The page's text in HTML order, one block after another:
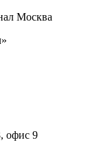
офис 9